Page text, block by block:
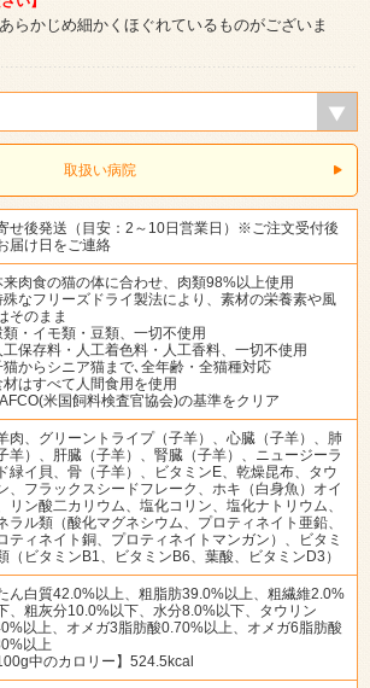
らかじめ細かくほぐれているものがございま
取扱い病院
せ後発送（目安：2～10日営業日）※ご注文受付後
届け日をご連絡
来肉食の猫の体に合わせ、肉類98%以上使用
殊なフリーズドライ製法により、素材の栄養素や風
そのまま
類・イモ類・豆類、一切不使用
工保存料・人工着色料・人工香料、一切不使用
猫からシニア猫まで､全年齢・全猫種対応
材はすべて人間食用を使用
米国飼料検査官協会)の基準をクリア
肉、グリーントライプ（子羊）、心臓（子羊）、肺
子羊）、肝臓（子羊）、腎臓（子羊）、ニュージーラ
緑イ貝、骨（子羊）、ビタミンE、乾燥昆布、タウ
、フラックスシードフレーク、ホキ（白身魚）オイ
リン酸二カリウム、塩化コリン、塩化ナトリウム、
ラル類（酸化マグネシウム、プロティネイト亜鉛、
ティネイト銅、プロティネイトマンガン）、ビタミ
（ビタミンB1、ビタミンB6、葉酸、ビタミンD3）
ん白質42.0%以上、粗脂肪39.0%以上、粗繊維2.0%
、粗灰分10.0%以下、水分8.0%以下、タウリン
以上、オメガ3脂肪酸0.70%以上、オメガ6脂肪酸
以上
100g中のカロリー】524.5kcal